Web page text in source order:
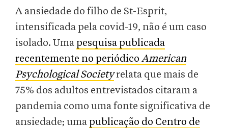
A ansiedade do filho de St-Esprit,
intensificada pela covid-19, não é um caso
isolado. Uma pesquisa publicada
recentemente no periódico American
Psychological Societyrelata que mais de
75% dos adultos entrevistados citaram a
pandemia como uma fonte significativa de
ansiedade; uma publicação do Centro de